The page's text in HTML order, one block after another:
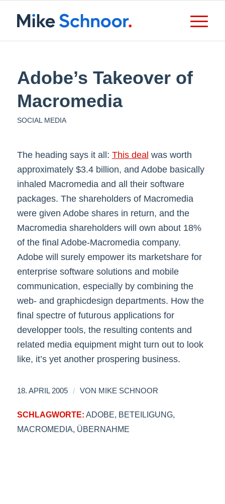
Adobe’s Takeover of
Macromedia
SOCIAL MEDIA
The heading says it all: This deal was worth
approximately $3.4 billion, and Adobe basically
inhaled Macromedia and all their software
packages. The shareholders of Macromedia
were given Adobe shares in return, and the
Macromedia shareholders will own about 18%
of the final Adobe-Macromedia company.
Adobe will surely empower its marketshare for
enterprise software solutions and mobile
communication, especially by combining the
web- and graphicdesign departments. How the
final spectre of futurous applications for
developper tools, the resulting contents and
related media equipment might turn out to look
like, it’s yet another prospering business.
18. APRIL 2005 / VON MIKE SCHNOOR
SCHLAGWORTE: ADOBE BETEILIGUNG,
MACROMEDIA ÜBERNAHME